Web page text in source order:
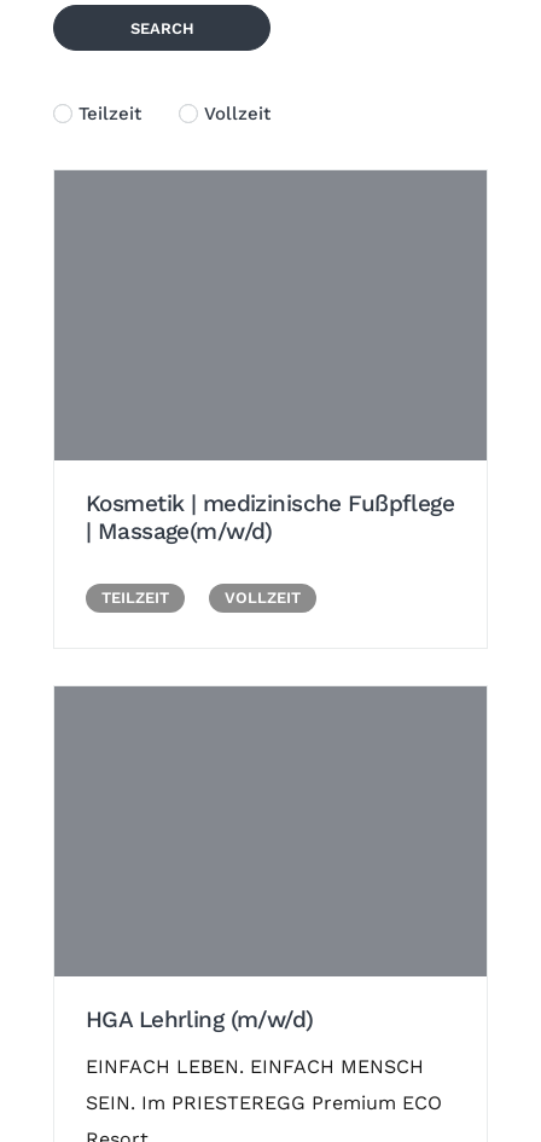
SEARCH
Teilzeit Vollzeit
Kosmetik | medizinische Fußpflege
| Massage(m/w/d)
TEILZEIT VOLLZEIT
HGA Lehrling (m/w/d)
EINFACH LEBEN. EINFACH MENSCH
SEIN. Im PRIESTEREGG Premium ECO